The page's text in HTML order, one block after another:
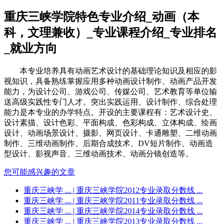
重庆三峡学院特色专业介绍_动画（本
科，文理兼收）_专业课程介绍_专业排名
_就业方向
本专业培养具有动画艺术设计的基础理论知识及相应的影
视知识，具备熟练掌握应用多种动画设计制作、动画产品开发
能力，为设计公司、游戏公司、传媒公司、艺术教育等单位输
送高级实践性专门人才。突出实践运用、设计制作、综合处理
能力是本专业的办学特点。开设的主要课程有：艺术设计史、
设计素描、设计色彩、平面构成、色彩构成、立体构成、绘画
设计、动画场景设计、摄影、网页设计、卡通雕塑、二维动画
制作、三维动画制作、后期合成技术、DV短片制作、动画造
型设计、影视声音、三维动画技术、动画分镜创造等。
您可能感兴趣的文章
重庆三峡学 ... | 重庆三峡学院2012专业录取分数线 ...
重庆三峡学 ... | 重庆三峡学院2011专业录取分数线 ...
重庆三峡学 ... | 重庆三峡学院2014专业录取分数线 ...
重庆三峡学 ... | 重庆三峡学院2013专业录取分数线 ...